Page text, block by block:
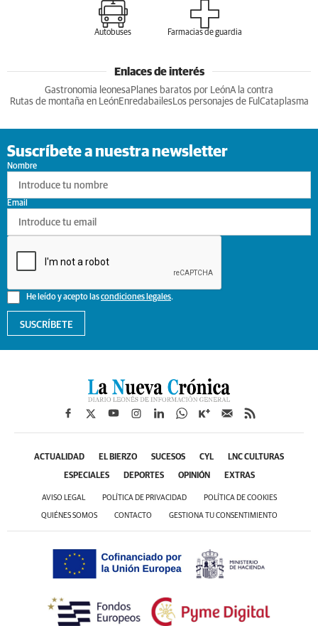
Autobuses Farmacias de guardia
Enlaces de interés
Gastronomia leonesa Planes baratos por LeónA la contra
Rutas de montaña en LeónEnredabailesLos personajes de Ful Cataplasma
Suscríbete a nuestra newsletter
Nombre
He leído y acepto lascondiciones legales.
Email
SUSCRÍBETE
ACTUALIDAD EL BIERZO SUCESOS CYL LNC CULTURAS
ESPECIALES DEPORTES OPINIÓN EXTRAS
AVISO LEGAL POLÍTICA DE PRIVACIDAD POLÍTICA DE COOKIES
QUIÉNES SOMOS CONTACTO GESTIONA TU CONSENTIMIENTO